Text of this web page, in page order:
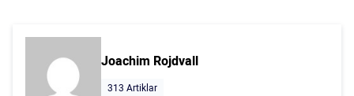
Joachim Rojdvall
313 Artiklar